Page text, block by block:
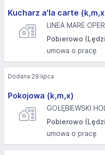
Kucharz a'la carte
LINEA MARE
Pobierowo
umowa o pracę
Pokojowa (k,m,x)
GOŁĘBIEWSKI
Pobierowo
umowa o pracę
Dodana 29 lipca